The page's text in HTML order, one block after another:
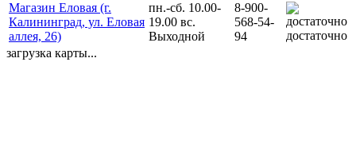
Магазин Еловая (г.
Калининград, ул. Еловая
аллея, 26)
пн.-сб. 10.00-
19.00 вс.
Выходной
8-900-
568-54-
94
достаточно
загрузка карты...